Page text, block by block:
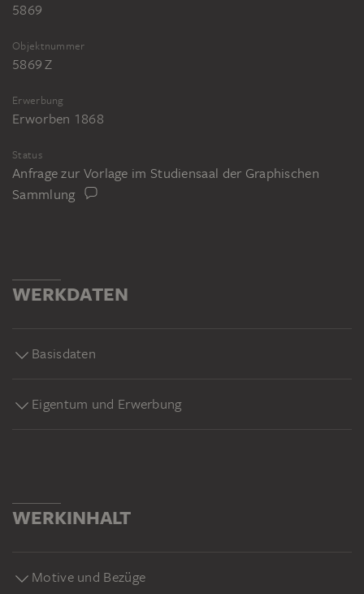
5869
Objektnummer
5869 Z
Erwerbung
Erworben 1868
Status
Anfrage zur Vorlage im Studiensaal der Graphischen
Sammlung
WERKDATEN
Basisdaten
Eigentum und Erwerbung
WERKINHALT
Motive und Bezüge